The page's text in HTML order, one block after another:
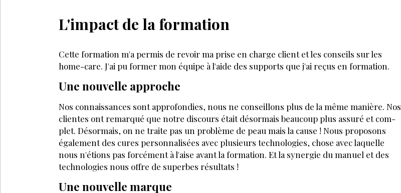
L'impact de la formation
Cette formation m'a permis de revoir ma prise en charge client et les conseils sur les
home-care. J'ai pu former mon équipe à l'aide des supports que j'ai reçus en formation.
Une nouvelle approche
Nos connaissances sont approfondies, nous ne conseillons plus de la même manière. Nos
clientes ont remarqué que notre discours était désormais beaucoup plus assuré et com­
plet. Désormais, on ne traite pas un problème de peau mais la cause ! Nous proposons
également des cures personnalisées avec plusieurs technologies, chose avec laquelle
nous n'étions pas forcément à l'aise avant la formation. Et la synergie du manuel et des
technologies nous offre de superbes résultats !
Une nouvelle marque